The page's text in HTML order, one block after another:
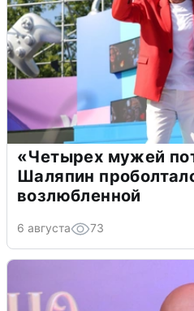
«Четырех мужей
Шаляпин
возлюбленной
6 августа 73